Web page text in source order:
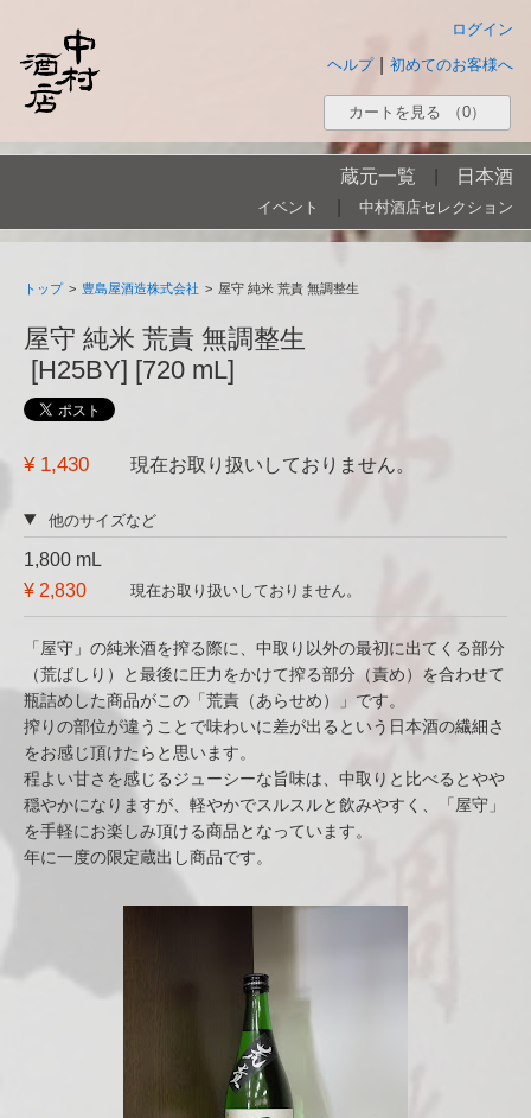
ログイン
初めてのお客様へ
ヘルプ
カートを見る （0）
蔵元一覧 日本酒
イベント 中村酒店セレクション
トップ > 豊島屋酒造株式会社 > 屋守 純米 荒責 無調整生
屋守 純米 荒責 無調整生
[H25BY] [720 mL]
¥ 1,430 現在お取り扱いしておりません。
他のサイズなど
1,800 mL
¥ 2,830
現在お取り扱いしておりません。
「屋守」の純米酒を搾る際に、中取り以外の最初に出てくる部分
（荒ばしり）と最後に圧力をかけて搾る部分（責め）を合わせて
瓶詰めした商品がこの「荒責（あらせめ）」です。
搾りの部位が違うことで味わいに差が出るという日本酒の繊細さ
をお感じ頂けたらと思います。
程よい甘さを感じるジューシーな旨味は、中取りと比べるとやや
穏やかになりますが、軽やかでスルスルと飲みやすく、「屋守」
を手軽にお楽しみ頂ける商品となっています。
年に一度の限定蔵出し商品です。